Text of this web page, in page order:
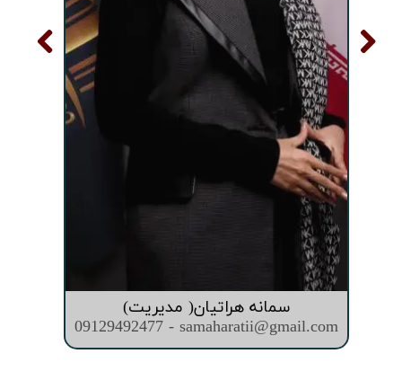
سمانه هراتیان( مدیریت)
09129492477 - samaharatii@gmail.com